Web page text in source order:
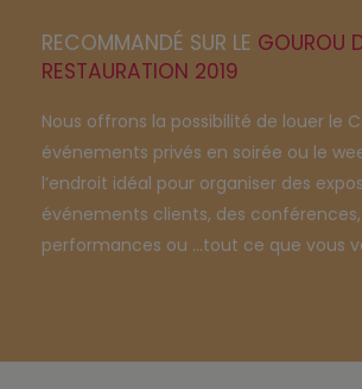
RECOMMANDÉ SUR LE GOUROU
RESTAURATION 2019
Nous offrons la possibilité de louer le
événements privés en soirée ou le
l’endroit idéal pour organiser des
événements clients, des
performances ou …tout ce que vous